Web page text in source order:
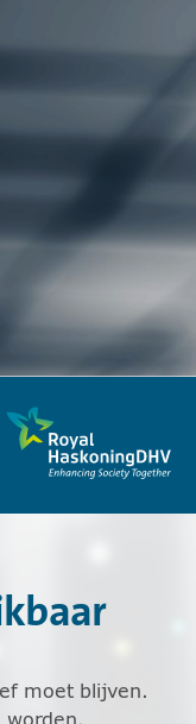
moet blijven.
worden.